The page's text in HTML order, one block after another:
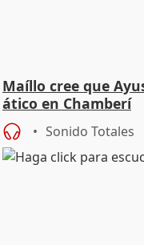
Maíllo cree que
ático en Chamberí
Sonido Totales